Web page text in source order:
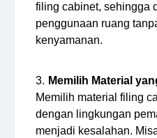
filing cabinet, sehingga
penggunaan ruang
kenyamanan.
Memilih Material
Memilih material filing
dengan lingkungan
menjadi kesalahan.